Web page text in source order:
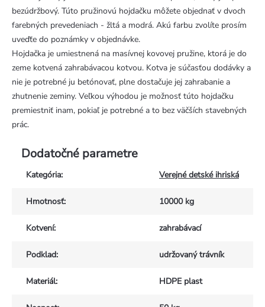
bezúdržbový. Túto pružinovú hojdačku môžete objednať v dvoch
farebných prevedeniach - žltá a modrá. Akú farbu zvolíte prosím
uveďťe do poznámky v objednávke.
Hojdačka je umiestnená na masívnej kovovej pružine, ktorá je do
zeme kotvená zahrabávacou kotvou. Kotva je súčasťou dodávky a
nie je potrebné ju betónovať, plne dostačuje jej zahrabanie a
zhutnenie zeminy. Veľkou výhodou je možnosť túto hojdačku
premiestniť inam, pokiaľ je potrebné a to bez väčších stavebných
prác.
Dodatočné parametre
Kategória: Verejné detské ihriská
Hmotnosť: 10000 kg
Kotvení: zahrabávací
Podklad: udržovaný trávník
Materiál: HDPE plast